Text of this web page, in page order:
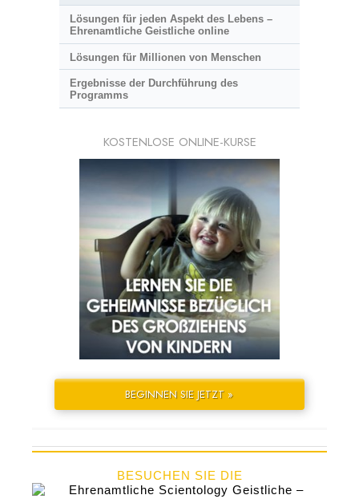
Lösungen für jeden Aspekt des Lebens –
Ehrenamtliche Geistliche online
Lösungen für Millionen von Menschen
Ergebnisse der Durchführung des
Programms
KOSTENLOSE ONLINE-KURSE
BEGINNEN SIE JETZT »
BESUCHEN SIE DIE